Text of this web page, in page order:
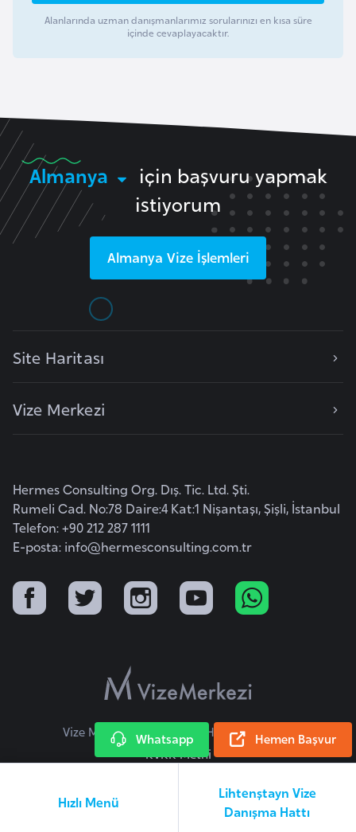
Alanlarında uzman danışmanlarımız sorularınızı en kısa süre
içinde cevaplayacaktır.
Hızlı Menü
Lihtenştayn Vize
Danışma Hattı
Almanya
için başvuru yapmak
istiyorum
Almanya Vize İşlemleri
Site Haritası
Vize Merkezi
Hermes Consulting Org. Dış. Tic. Ltd. Şti.
Rumeli Cad. No:78 Daire:4 Kat:1 Nişantaşı, Şişli, İstanbul
Telefon: +90 212 287 1111
E-posta: info@hermesconsulting.com.tr
Vize Merkezi © 2026 Tüm Hakları Saklıdır.
KVKK Metni
i
n
B
o
s
l
g
a
r
s
t
k
Hemen Başvur
Whatsapp